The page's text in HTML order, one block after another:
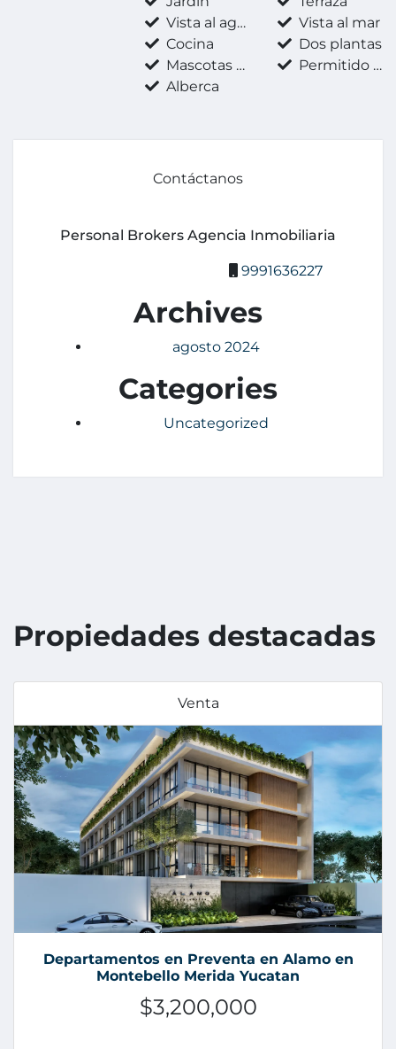
Vista al agua
Vista al mar
Cocina
Dos plantas
Mascotas permitidas
Permitido fumar
Alberca
Contáctanos
Personal Brokers Agencia Inmobiliaria
9991636227
Archives
agosto 2024
Categories
Uncategorized
Propiedades destacadas
Venta
Departamentos en Preventa en Alamo en
Montebello Merida Yucatan
$3,200,000